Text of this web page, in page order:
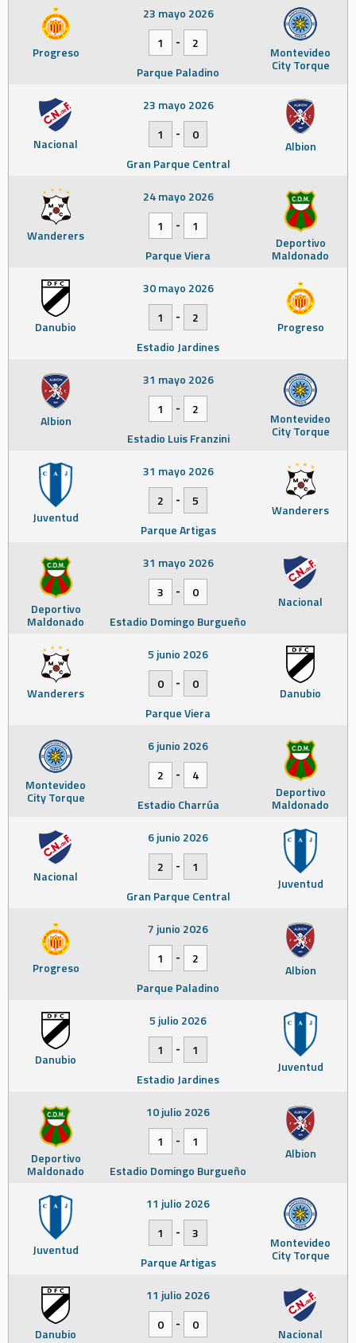
Progreso Montevideo
City Torque
23 mayo 2026
1
-
2
Parque Paladino
Nacional Albion
23 mayo 2026
1
-
0
Gran Parque Central
Wanderers Deportivo
Maldonado
24 mayo 2026
1
-
1
Parque Viera
Danubio Progreso
30 mayo 2026
1
-
2
Estadio Jardines
Albion Montevideo
City Torque
31 mayo 2026
1
-
2
Estadio Luis Franzini
Juventud Wanderers
31 mayo 2026
2
-
5
Parque Artigas
Deportivo
Maldonado
Nacional
31 mayo 2026
3
-
0
Estadio Domingo Burgueño
Wanderers Danubio
5 junio 2026
0
-
0
Parque Viera
Montevideo
City Torque Deportivo
Maldonado
6 junio 2026
2
-
4
Estadio Charrúa
Nacional Juventud
6 junio 2026
2
-
1
Gran Parque Central
Progreso Albion
7 junio 2026
1
-
2
Parque Paladino
Danubio Juventud
5 julio 2026
1
-
1
Estadio Jardines
Deportivo
Maldonado
Albion
10 julio 2026
1
-
1
Estadio Domingo Burgueño
Juventud Montevideo
City Torque
11 julio 2026
1
-
3
Parque Artigas
Danubio Nacional
11 julio 2026
0
-
0